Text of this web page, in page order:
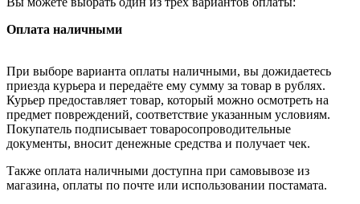
Оплата наличными
При выборе варианта оплаты наличными, вы дожидаетесь
приезда курьера и передаёте ему сумму за товар в рублях.
Курьер предоставляет товар, который можно осмотреть на
предмет повреждений, соответствие указанным условиям.
Покупатель подписывает товаросопроводительные
документы, вносит денежные средства и получает чек.
Также оплата наличными доступна при самовывозе из
магазина, оплаты по почте или использовании постамата.